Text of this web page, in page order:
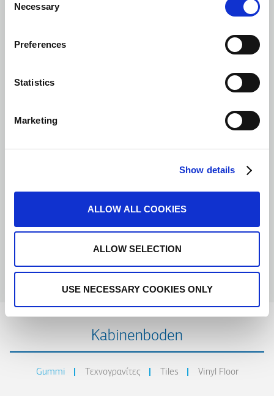
Selection
Necessary
Preferences
Statistics
Marketing
Show details
ALLOW ALL COOKIES
ALLOW SELECTION
USE NECESSARY COOKIES ONLY
Kabinenboden
Gummi Τεχνογρανίτες Tiles Vinyl Floor